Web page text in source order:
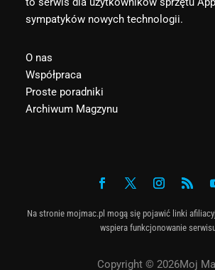
sympatyków nowych technologii.
O nas
Współpraca
Proste poradniki
Archiwum Magzynu
Na stronie mojmac.pl mogą się pojawić linki
wspiera funkcjonowanie
Copyright © 2026Moj